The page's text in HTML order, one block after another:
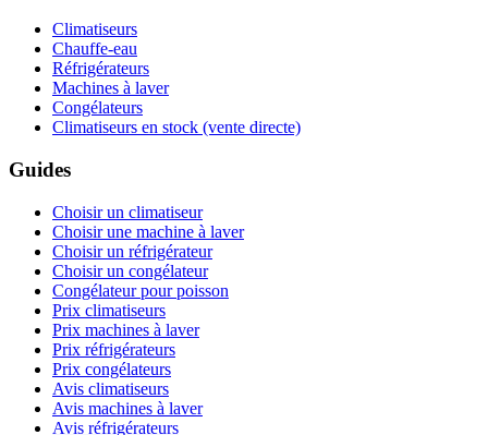
Climatiseurs
Chauffe-eau
Réfrigérateurs
Machines à laver
Congélateurs
Climatiseurs en stock (vente directe)
Guides
Choisir un climatiseur
Choisir une machine à laver
Choisir un réfrigérateur
Choisir un congélateur
Congélateur pour poisson
Prix climatiseurs
Prix machines à laver
Prix réfrigérateurs
Prix congélateurs
Avis climatiseurs
Avis machines à laver
Avis réfrigérateurs